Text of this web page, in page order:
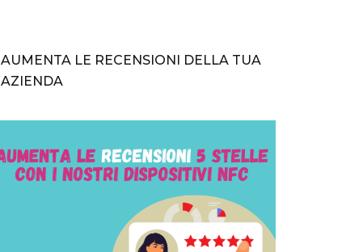
AUMENTA LE RECENSIONI DELLA TUA
AZIENDA